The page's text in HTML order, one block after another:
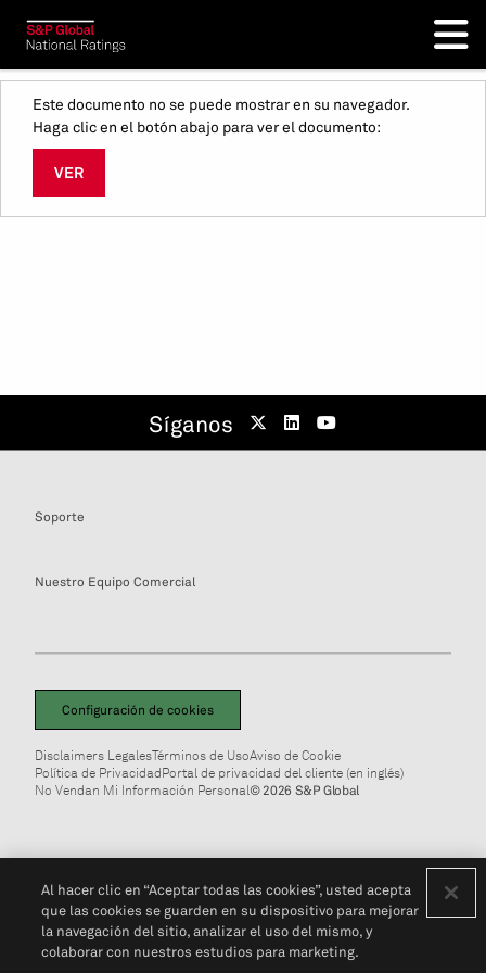
Este documento no se puede mostrar en su navegador.
Haga clic en el botón abajo para ver el documento:
VER
Síganos
Soporte
Nuestro Equipo Comercial
Configuración de cookies
Disclaimers LegalesTérminos de UsoAviso de Cookie
Política de PrivacidadPortal de privacidad del cliente (en inglés)
No Vendan Mi Información Personal© 2026 S&P Global
Al hacer clic en “Aceptar todas las cookies”, usted acepta
que las cookies se guarden en su dispositivo para mejorar
la navegación del sitio, analizar el uso del mismo, y
colaborar con nuestros estudios para marketing.